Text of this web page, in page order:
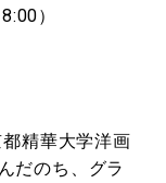
）
精華大学洋画
だのち、グラ